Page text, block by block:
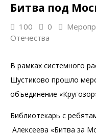
Битва под
100 0
Отечества
В рамках системного
Шустиково прошло
объединение
Библиотекарь с
Алексеева «Битва за